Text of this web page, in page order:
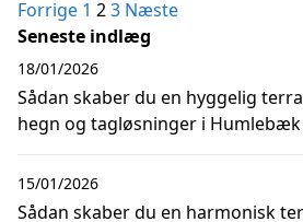
Indlægsinddeling
Forrige 1 23 Næste
Seneste indlæg
Sådan skaber du en hyggelig
hegn og tagløsninger i Humlebæk
18/01/2026
Sådan skaber du en harmonisk
15/01/2026